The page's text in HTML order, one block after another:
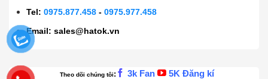
Tel:0975.877.458 -0975.977.458
Email:sales@hatok.vn
Theo dõi chúng tôi: 3k Fan 5K Đăng kí